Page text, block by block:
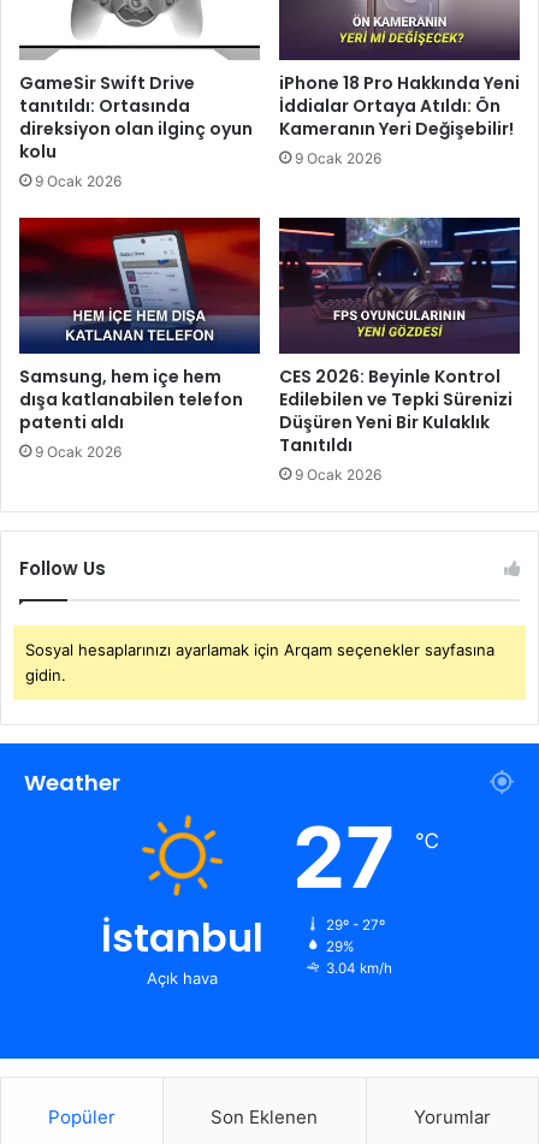
GameSir Swift Drive
tanıtıldı: Ortasında
direksiyon olan ilginç oyun
kolu
9 Ocak 2026
iPhone 18 Pro Hakkında Yeni
İddialar Ortaya Atıldı: Ön
Kameranın Yeri Değişebilir!
9 Ocak 2026
Samsung, hem içe hem
dışa katlanabilen telefon
patenti aldı
9 Ocak 2026
CES 2026: Beyinle Kontrol
Edilebilen ve Tepki Sürenizi
Düşüren Yeni Bir Kulaklık
Tanıtıldı
9 Ocak 2026
Follow Us
Sosyal hesaplarınızı ayarlamak için Arqam seçenekler sayfasına
gidin.
Weather
İstanbul
Açık hava
27 ℃
29º - 27º
29%
3.04 km/h
Popüler Son Eklenen Yorumlar